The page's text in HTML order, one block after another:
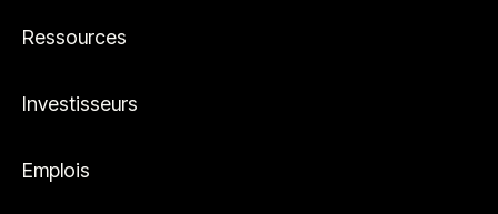
Ressources
Investisseurs
Emplois